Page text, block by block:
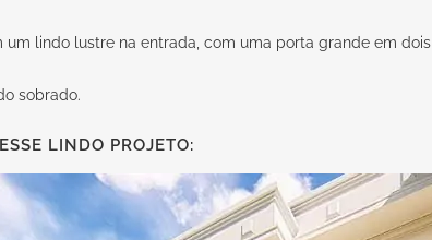
lindo lustre na entrada, com uma porta grande em dois,
sobrado.
LINDO PROJETO: